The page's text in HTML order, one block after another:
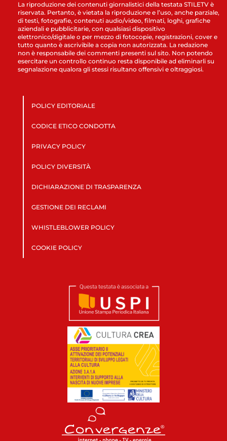
La riproduzione dei contenuti giornalistici della testata STILETV è
riservata. Pertanto, è vietata la riproduzione e l’uso, anche parziale,
di testi, fotografie, contenuti audio/video, filmati, loghi, grafiche
aziendali e pubblicitarie, con qualsiasi dispositivo
elettronico/digitale o per mezzo di fotocopie, registrazioni, cover e
tutto quanto è ascrivibile a copia non autorizzata. La redazione
non è responsabile dei commenti presenti sul sito. Non potendo
esercitare un controllo continuo resta disponibile ad eliminarli su
segnalazione qualora gli stessi risultano offensivi e oltraggiosi.
POLICY EDITORIALE
CODICE ETICO CONDOTTA
PRIVACY POLICY
POLICY DIVERSITÀ
DICHIARAZIONE DI TRASPARENZA
GESTIONE DEI RECLAMI
WHISTLEBLOWER POLICY
COOKIE POLICY